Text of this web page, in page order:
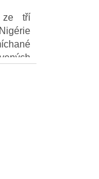
ze tří